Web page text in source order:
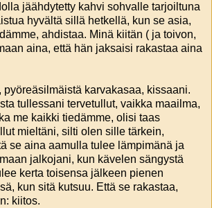
jäähdytetty kahvi sohvalle tarjoiltuna
hyvältä sillä hetkellä, kun se asia,
ahdistaa. Minä kiitän ( ja toivon,
aina, että hän jaksaisi rakastaa aina
pyöreäsilmäistä karvakasaa, kissaani.
tullessani tervetullut, vaikka maailma,
me kaikki tiedämme, olisi taas
mieltäni, silti olen sille tärkein,
se aina aamulla tulee lämpimänä ja
jalkojani, kun kävelen sängystä
kerta toisensa jälkeen pienen
kun sitä kutsuu. Että se rakastaa,
kiitos.